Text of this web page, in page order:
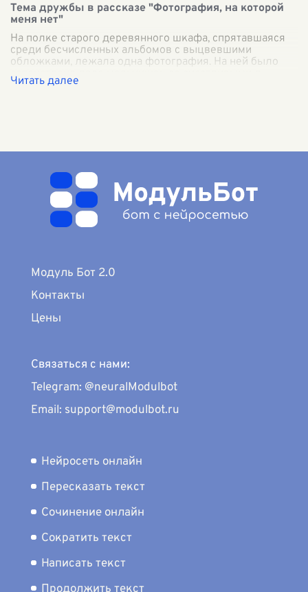
Тема дружбы в рассказе "Фотография, на которой
меня нет"
На полке старого деревянного шкафа, спрятавшаяся
среди бесчисленных альбомов с выцвевшими
обложками, лежала одна фотография. На ней было
запечатлено двое мальчишек со счастливыми л
Модуль Бот 2.0
Контакты
Цены
Связаться с нами:
Telegram: @neuralModulbot
Email: support@modulbot.ru
Нейросеть онлайн
Пересказать текст
Сочинение онлайн
Сократить текст
Написать текст